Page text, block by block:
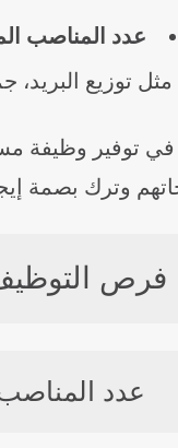
عدد المناصب
مثل توزيع البريد،
توفير وظيفة
وترك بصمة
فرص
عدد